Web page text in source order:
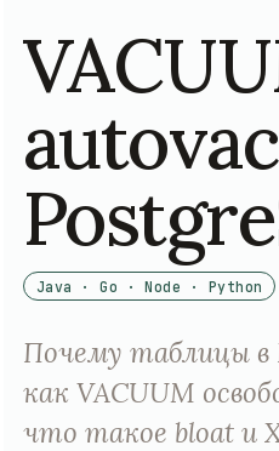
Java · Go · Node · Python
Почему таблицы в
как VACUUM
что такое bloat и